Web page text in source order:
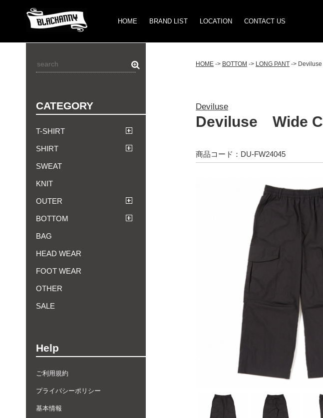
HOME BRAND LIST LOCATION CONTACT US
CATEGORY
T-SHIRT
SHIRT
SWEAT
KNIT
OUTER
BOTTOM
BAG
HEAD WEAR
FOOT WEAR
OTHER
SALE
Help
ご利用規約
プライバシーポリシー
基本情報
HOME -> BOTTOM -> LONG PANT ->
Deviluse
Deviluse Wide
商品コード：DU-FW24045